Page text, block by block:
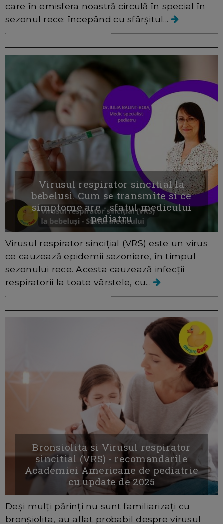
care în emisfera noastră circulă în special în
sezonul rece: începând cu sfârșitul...
Virusul respirator sincitial la
bebelusi. Cum se transmite si ce
simptome are - sfatul medicului
pediatru
Virusul respirator sincițial (VRS) este un virus
ce cauzează epidemii sezoniere, în timpul
sezonului rece. Acesta cauzează infecții
respiratorii la toate vârstele, cu...
Bronsiolita si Virusul respirator
sincitial (VRS) - recomandarile
Academiei Americane de pediatrie
cu update de 2025
Deși mulți părinți nu sunt familiarizați cu
bronșiolita, au aflat probabil despre virusul